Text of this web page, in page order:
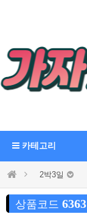
카테고리
2박3일
상품코드 6363